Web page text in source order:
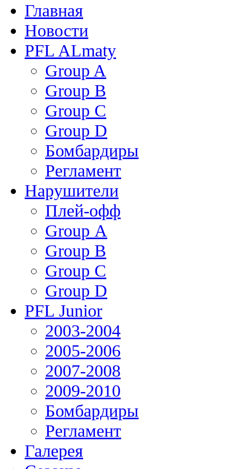
Главная
Новости
PFL ALmaty
Group A
Group B
Group C
Group D
Бомбардиры
Регламент
Нарушители
Плей-офф
Group А
Group В
Group С
Group D
PFL Junior
2003-2004
2005-2006
2007-2008
2009-2010
Бомбардиры
Регламент
Галерея